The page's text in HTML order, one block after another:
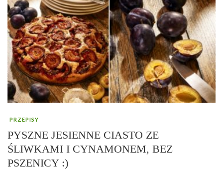
PRZEPISY
PYSZNE JESIENNE CIASTO ZE
ŚLIWKAMI I CYNAMONEM, BEZ
PSZENICY :)